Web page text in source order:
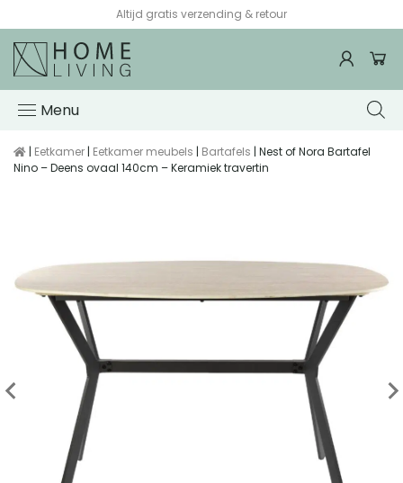
Altijd gratis verzending & retour
Menu
| Eetkamer | Eetkamer meubels | Bartafels | Nest of Nora Bartafel
Nino – Deens ovaal 140cm – Keramiek travertin